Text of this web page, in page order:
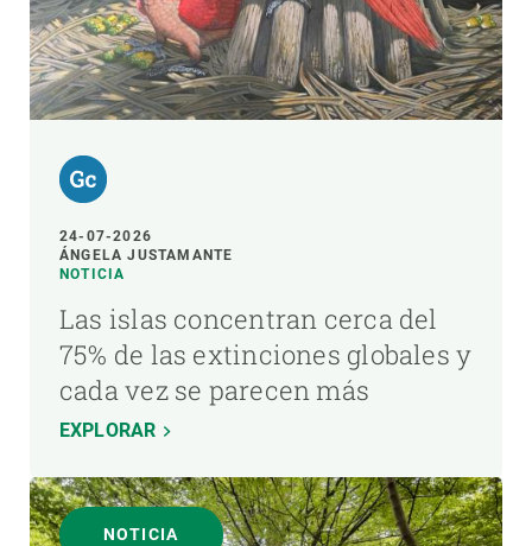
24-07-2026
ÁNGELA JUSTAMANTE
NOTICIA
Las islas concentran cerca del
75% de las extinciones globales y
cada vez se parecen más
EXPLORAR
NOTICIA